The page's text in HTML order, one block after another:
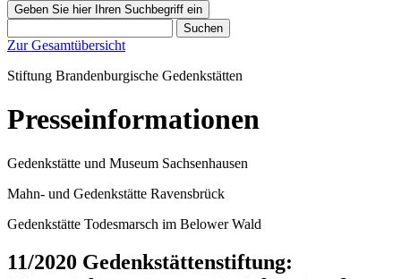
Geben Sie hier Ihren Suchbegriff ein
Suchen
Zur Gesamtübersicht
Stiftung Brandenburgische Gedenkstätten
Presseinformationen
Gedenkstätte und Museum Sachsenhausen
Mahn- und Gedenkstätte Ravensbrück
Gedenkstätte Todesmarsch im Belower Wald
11/2020 Gedenkstättenstiftung: